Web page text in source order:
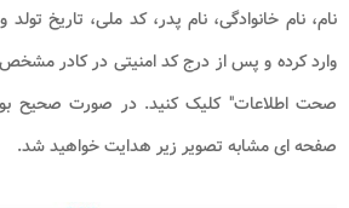
نام، نام خانوادگی، نام پدر، کد ملی، تاریخ
وارد کرده و پس از درج کد امنیتی در کادر
صحت اطلاعات" کلیک کنید. در صورت صحیح
صفحه ای مشابه تصویر زیر هدایت خواهید شد.